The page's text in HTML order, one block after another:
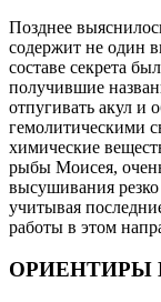
Позднее
содержит не один
составе секрета
получившие
отпугивать акул и
гемолитическими
химические
рыбы Моисея,
высушивания
учитывая
работы в этом
ОРИЕНТИРЫ